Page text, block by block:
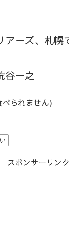
アーズ、札幌
一之
られません)
スポンサーリンク